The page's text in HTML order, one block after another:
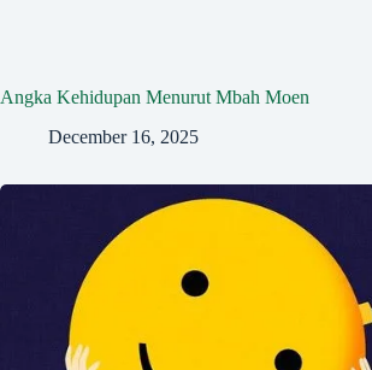
Angka Kehidupan Menurut Mbah Moen
December 16, 2025